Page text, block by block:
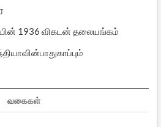
1936 விகடன் தலையங்கம்
வகைகள்